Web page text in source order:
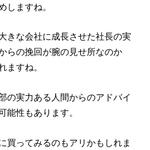
しますね。
きな会社に成長させた社長の実
らの挽回が腕の見せ所なのか
ますね。
の実力ある人間からのアドバイ
能性もあります。
買ってみるのもアリかもしれま